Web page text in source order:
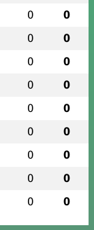
0 0
0 0
0 0
0 0
0 0
0 0
0 0
0 0
0 0